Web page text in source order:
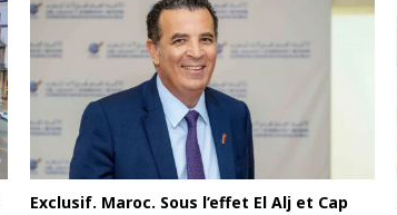
Exclusif. Maroc. Sous l’effet El Alj et Cap